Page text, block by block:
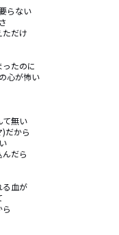
らない
ただけ
たのに
心が怖い
て無い
だから
だら
る血が